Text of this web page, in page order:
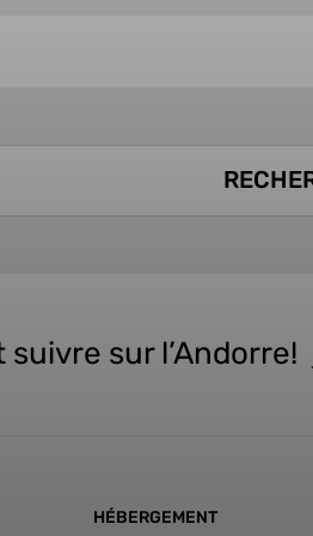
suivre sur l’Andorre!
HÉBERGEMENT